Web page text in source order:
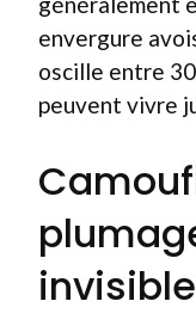
envergure
oscille entre
peuvent vivre
invisible